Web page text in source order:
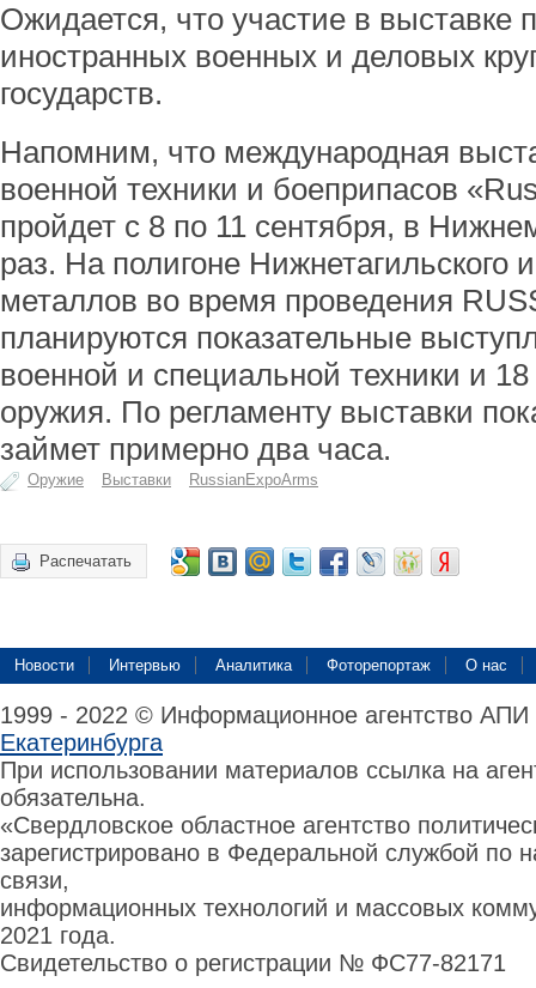
Ожидается, что участие в выставке
иностранных военных и деловых
государств.
Напомним, что международная
военной техники и боеприпасов
пройдет с 8 по 11 сентября, в
раз. На полигоне Нижнетагильского
металлов во время проведения
планируются показательные
военной и специальной техники и 18
оружия. По регламенту выставки
займет примерно два часа.
Оружие Выставки RussianExpoArms
Распечатать
Новости Интервью Аналитика Фоторепортаж О нас
1999 - 2022 © Информационное агентство
Екатеринбурга
При использовании материалов ссылка на
обязательна.
«Свердловское областное агентство
зарегистрировано в Федеральной службой по
связи,
информационных технологий и массовых
2021 года.
Свидетельство о регистрации № ФС77-82171